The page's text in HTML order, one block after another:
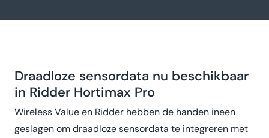
Draadloze sensordata nu beschikbaar
in Ridder Hortimax Pro
Wireless Value en Ridder hebben de handen ineen
geslagen om draadloze sensordata te integreren met